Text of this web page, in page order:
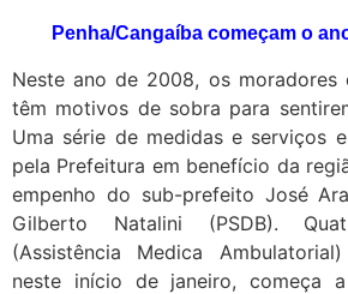
Penha/Cangaíba começam o
Neste ano de 2008, os moradores
têm motivos de sobra para
Uma série de medidas e serviços
pela Prefeitura em benefício da
empenho do sub-prefeito José
Gilberto Natalini (PSDB).
(Assistência Medica
neste início de janeiro, começa